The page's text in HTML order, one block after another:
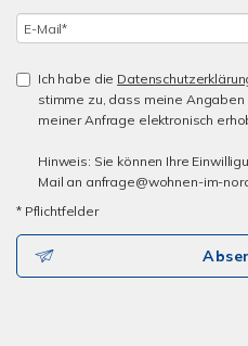
Ich habe die
stimme zu, dass meine
meiner Anfrage elektronisch
Hinweis: Sie können Ihre
Mail an anfrage@wohnen-im-
* Pflichtfelder